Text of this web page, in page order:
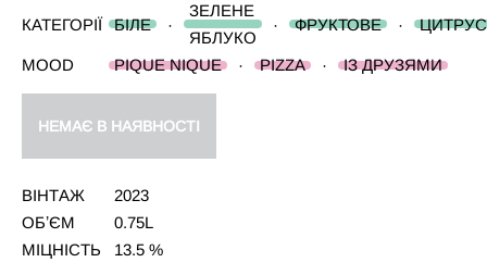
КАТЕГОРІЇ БІЛЕ ·
ЗЕЛЕНЕ
ЯБЛУКО
· ФРУКТОВЕ · ЦИТРУС
MOOD PIQUE NIQUE · PIZZA · ІЗ ДРУЗЯМИ
НЕМАЄ В НАЯВНОСТІ
ВІНТАЖ
2023
ОБʼЄМ
0.75L
МІЦНІСТЬ
13.5 %